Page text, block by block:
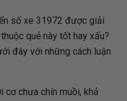
số xe 31972 được giải
quẻ này tốt hay xấu?
đây với những cách luận
cơ chưa chín muồi, khả